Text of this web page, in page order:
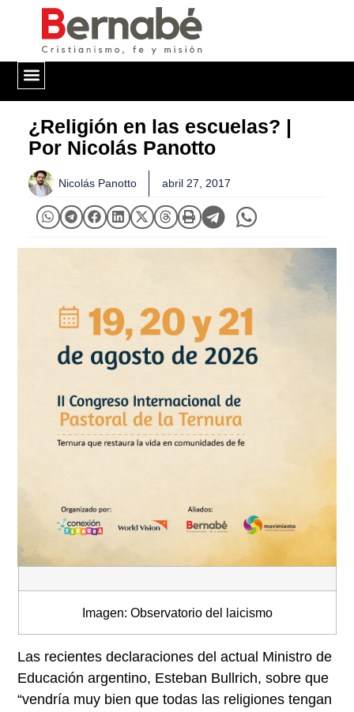
¿Religión en las escuelas? |
Por Nicolás Panotto
Nicolás Panotto abril 27, 2017
Imagen: Observatorio del laicismo
Las recientes declaraciones del actual Ministro de
Educación argentino, Esteban Bullrich, sobre que
“vendría muy bien que todas las religiones tengan